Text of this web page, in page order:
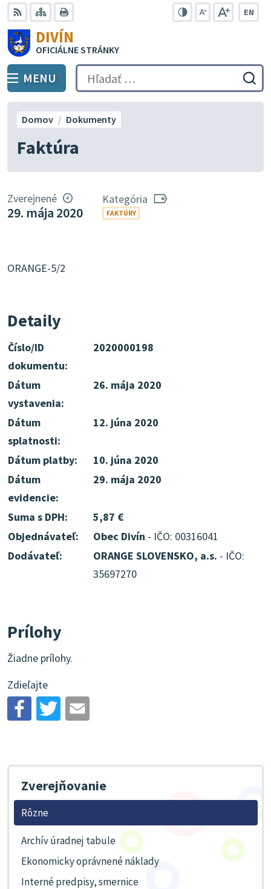
Preskočiť
na
obsah
RSS Mapa
EN
DIVÍN
OFICIÁLNE STRÁNKY
PREPNÚŤ
MENU Hľadať:
Faktúra
Domov Dokumenty
Zverejnené
29. mája 2020
Kategória
FAKTÚRY
ORANGE-5/2
Detaily
Číslo/ID
dokumentu:
2020000198
Dátum
vystavenia:
26. mája 2020
Dátum
splatnosti:
12. júna 2020
Dátum platby:
10. júna 2020
Dátum
evidencie:
29. mája 2020
Suma s DPH:
5,87 €
Objednávateľ:
Obec Divín - IČO: 00316041
Dodávateľ:
ORANGE SLOVENSKO, a.s. - IČO:
35697270
Prílohy
Žiadne prílohy.
Zdieľajte
Zverejňovanie
Rôzne
Archív úradnej tabule
Ekonomicky oprávnené náklady
Interné predpisy, smernice